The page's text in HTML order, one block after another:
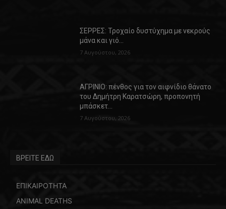
ΣΕΡΡΕΣ: Τροχαίο δυστύχημα με νεκρούς
μάνα και γιό…
7 Αυγούστου, 2026
ΑΓΡΙΝΙΟ: πένθος για τον αιφνίδιο θάνατο
του Δημήτρη Καρατσώρη, προπονητή
μπάσκετ…
7 Αυγούστου, 2026
ΒΡΕΙΤΕ ΕΔΩ
ΕΠΙΚΑΙΡΟΤΗΤΑ
ANIMAL DEATHS